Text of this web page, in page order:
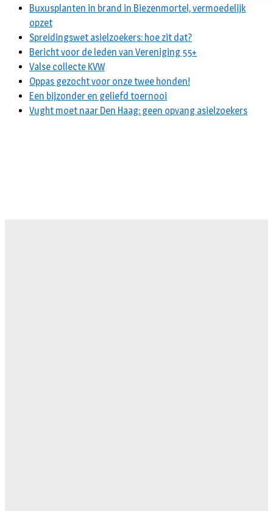
Buxusplanten in brand in Biezenmortel, vermoedelijk
opzet
Spreidingswet asielzoekers: hoe zit dat?
Bericht voor de leden van Vereniging 55+
Valse collecte KVW
Oppas gezocht voor onze twee honden!
Een bijzonder en geliefd toernooi
Vught moet naar Den Haag: geen opvang asielzoekers